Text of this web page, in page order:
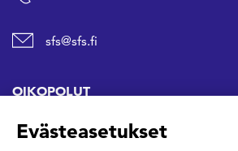
sfs@sfs.fi
OIKOPOLUT
Hanki standardi
Evästeasetukset